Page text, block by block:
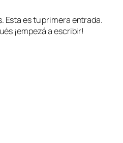
Esta es tu primera entrada.
¡empezá a escribir!